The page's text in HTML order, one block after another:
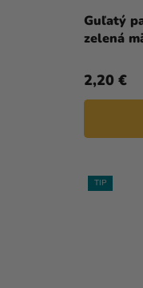
Guľatý
zelená
2,20 €
TIP